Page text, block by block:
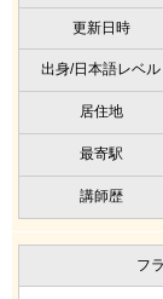
更新日時
出身/日本語レベル
居住地
最寄駅
講師歴
フ